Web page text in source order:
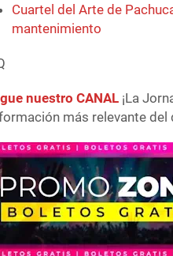
Cuartel del Arte de
mantenimiento
nuestro CANAL ¡La
más relevante